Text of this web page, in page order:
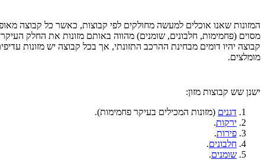
המזונות שאנו אוכלים למעשה מחולקים לפי קבוצות, כאשר כל קבוצה
מסוים (פחמימות, חלבונים, שומנים) מהווה באותם מזונות את החלק
קבוצה יהיו דומים מבחינת ההרכב התזונתי, אך בכל קבוצה יש מזונות
מומלצים.
ישנן שש קבוצות מזון:
דגנים (מזונות המכילים בעיקר פחמימות).
ירקות.
פירות.
חלבונים.
שומנים.